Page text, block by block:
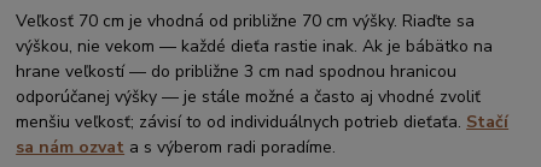
Veľkosť 70 cm je vhodná od približne 70 cm výšky. Riaďte sa
výškou, nie vekom — každé dieťa rastie inak. Ak je bábätko na
hrane veľkostí — do približne 3 cm nad spodnou hranicou
odporúčanej výšky — je stále možné a často aj vhodné zvoliť
menšiu veľkosť; závisí to od individuálnych potrieb dieťaťa. Stačí
sa nám ozvat a s výberom radi poradíme.